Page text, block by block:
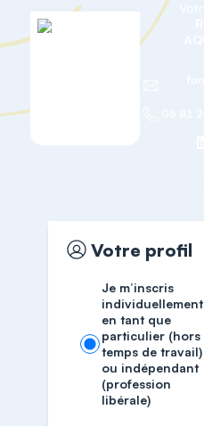
Votre profil
Je m’inscris
individuellement
en tant que
particulier (hors
temps de travail)
ou indépendant
(profession
libérale)